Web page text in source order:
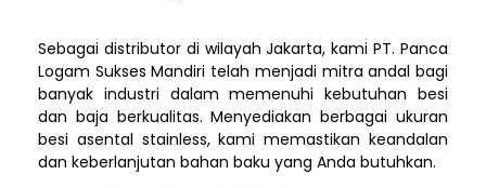
Sebagai distributor di wilayah Jakarta, kami PT. Panca
Logam Sukses Mandiri telah menjadi mitra andal bagi
banyak industri dalam memenuhi kebutuhan besi
dan baja berkualitas. Menyediakan berbagai ukuran
besi asental stainless, kami memastikan keandalan
dan keberlanjutan bahan baku yang Anda butuhkan.